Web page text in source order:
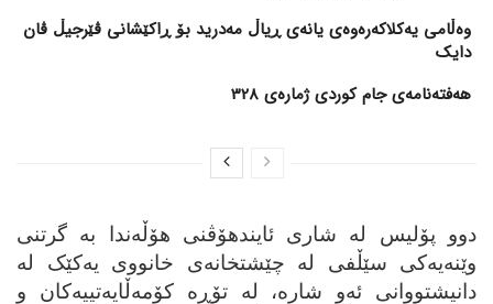
وەڵامی یەکلاکەرەوەی یانەی ڕیاڵ مەدرید بۆ ڕاکێشانی ڤێرجیڵ ڤان
دایک
هەفتەنامەی جام کوردی ژمارەی 328
دوو پۆلیس له‌ شاری ئایندهۆڤنی هۆڵه‌ندا به‌ گرتنی
وێنه‌یه‌کی سێڵفی له‌ چێشتخانه‌ی خانووی یه‌کێک له‌
دانیشتووانی ئه‌و شاره‌، له‌ تۆڕه‌ کۆمه‌ڵایه‌تییه‌کان و